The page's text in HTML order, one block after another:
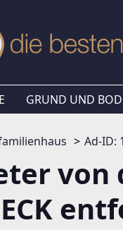
GRUND UND
Ad-ID:
von